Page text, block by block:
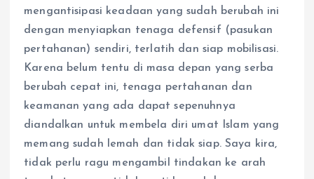
mengantisipasi keadaan yang sudah berubah ini
dengan menyiapkan tenaga defensif (pasukan
pertahanan) sendiri, terlatih dan siap mobilisasi.
Karena belum tentu di masa depan yang serba
berubah cepat ini, tenaga pertahanan dan
keamanan yang ada dapat sepenuhnya
diandalkan untuk membela diri umat Islam yang
memang sudah lemah dan tidak siap. Saya kira,
tidak perlu ragu mengambil tindakan ke arah